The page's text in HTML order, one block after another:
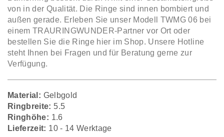
von in der Qualität. Die Ringe sind innen bombiert und
außen gerade. Erleben Sie unser Modell TWMG 06 bei
einem TRAURINGWUNDER-Partner vor Ort oder
bestellen Sie die Ringe hier im Shop. Unsere Hotline
steht Ihnen bei Fragen und für Beratung gerne zur
Verfügung.
Material: Gelbgold
Ringbreite: 5.5
Ringhöhe: 1.6
Lieferzeit: 10 - 14 Werktage